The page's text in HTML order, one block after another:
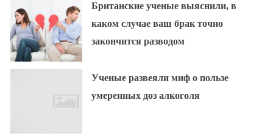
Британские ученые выяснили, в
каком случае ваш брак точно
закончится разводом
Ученые развеяли миф о пользе
умеренных доз алкоголя